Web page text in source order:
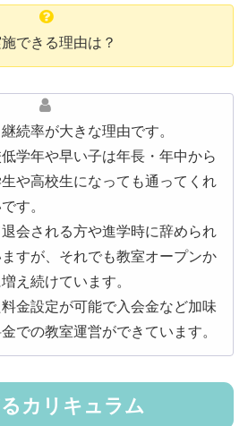
できる理由は？
続率が大きな理由です。
学年や早い子は年長・年中から
や高校生になっても通ってくれ
す。
会される方や進学時に辞められ
すが、それでも教室オープンか
え続けています。
金設定が可能で入会金など加味
での教室運営ができています。
カリキュラム